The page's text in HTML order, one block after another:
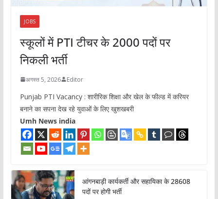
JOBS
स्कूलों में PTI टीचर के 2000 पदों पर
निकली भर्ती
अगस्त 5, 2026 Editor
Punjab PTI Vacancy : शारीरिक शिक्षा और खेल के फील्ड में करियर
बनाने का सपना देख रहे युवाओं के लिए खुशखबरी
Umh News india
आंगनबाड़ी कार्यकर्ती और सहायिका के 28608
पदों पर होगी भर्ती